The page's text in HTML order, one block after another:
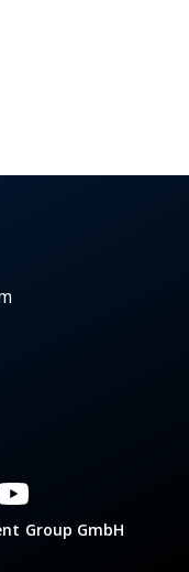
Group GmbH